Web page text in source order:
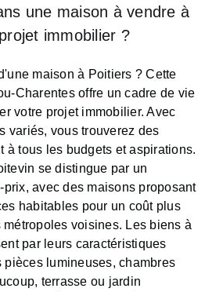
une maison à vendre à
immobilier ?
maison à Poitiers ? Cette
Charentes offre un cadre de vie
votre projet immobilier. Avec
variés, vous trouverez des
à tous les budgets et aspirations.
se distingue par un
avec des maisons proposant
habitables pour un coût plus
voisines. Les biens à
par leurs caractéristiques
pièces lumineuses, chambres
terrasse ou jardin